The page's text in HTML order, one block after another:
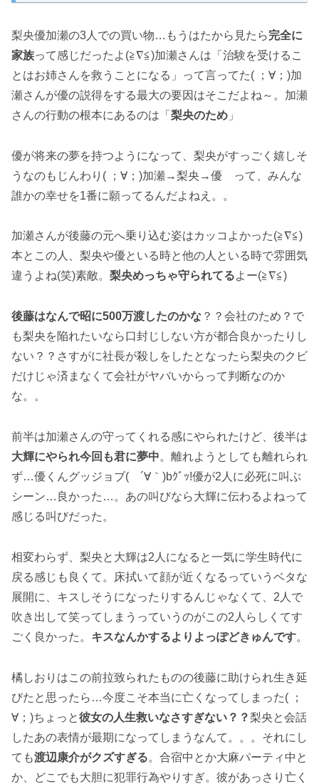
梨央優加瀬の3人での買い物…もうはたから見たら完全に
家族って感じだったよ(≧∇≦)加瀬さんは「治験を受けるこ
とはお姉さんを救うことになる」って言ってた( ；∀；)加
瀬さんが優の説得をする最大の要因はそこだよね～。加瀬
さんの行動の根本にあるのは「 梨央のため 」
優が将来の夢を持つようになって、梨央がすっごく嬉しそ
うなのもじんわり( ；∀；)加瀬→梨央→優 って、みんな
誰かの幸せを1番に願ってるんだよねえ。。
加瀬さんが後藤の元へ乗り込む姿はカッコよかった(≧∇≦)
本とこの人、梨央や優といる時と他の人といる時で雰囲気
違うよね(笑)素敵。 梨央めっちゃ守られてるよー(≧∇≦)
後藤はなんで昭に500万渡したのかな ？？会社のため？で
も梨央を陥れたいなら口封じしない方が都合良かったりし
ない？？さすがに社長が殺しをしたとなったら梨央のクビ
だけじゃ済まなくて会社がヤバいからって判断なのか
な。。
前半は加瀬さんの守ってくれる感にやられたけど、後半は
大輝にやられ今回も君に夢中。離れようとしても離れられ
ず…優くんグッジョブ( ´∀｀)bｸﾞｯ!優が2人に必死に叫ぶ
シーン…良かった…。あの叫びなら大輝に伝わるよねって
感じる叫びだった。
相変わらず、梨央と大輝は2人になると一気に学生時代に
戻る感じも良くて。床拭いて顔が近くなるっていうベタな
展開に、キスしそうになったりするんじゃなくて、2人で
吹き出して笑ってしまうっていうのがこの2人らしくてす
ごく良かった。 キスなんかするよりよっぽどきゅんです。
橘しおりはこの前拉致られたものの後藤に助けられ生き延
びたと思ったら…今度こそ本当に亡くなってしまった( ；
∀；)ちょっと彼女の人生救いなさすぎない？？梨央と会話
したあの表情が最期になってしまうなんて。。。それにし
ても渡辺康介がクズすぎる。合宿中とか大麻パーティ中と
か、どこでも大胆に犯罪行為やりすぎ。彼があっさり亡く